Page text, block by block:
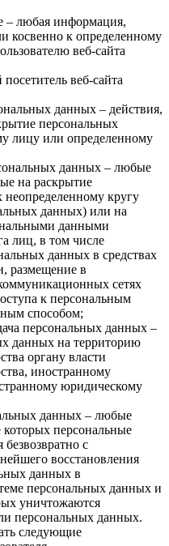
– любая информация,
косвенно к определенному
веб-сайта
веб-сайта
данных – действия,
персональных
лицу или определенному
данных – любые
на раскрытие
кругу
данных) или на
данными
лиц, в том числе
данных в средствах
размещение в
сетях
к персональным
способом;
персональных данных –
данных на территорию
органу власти
иностранному
юридическому
данных – любые
которых персональные
с
восстановления
данных в
персональных данных и
уничтожаются
персональных данных.
следующие